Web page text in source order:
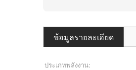
ข้อมูลรายละเอียด
ประเภทพลังงาน: